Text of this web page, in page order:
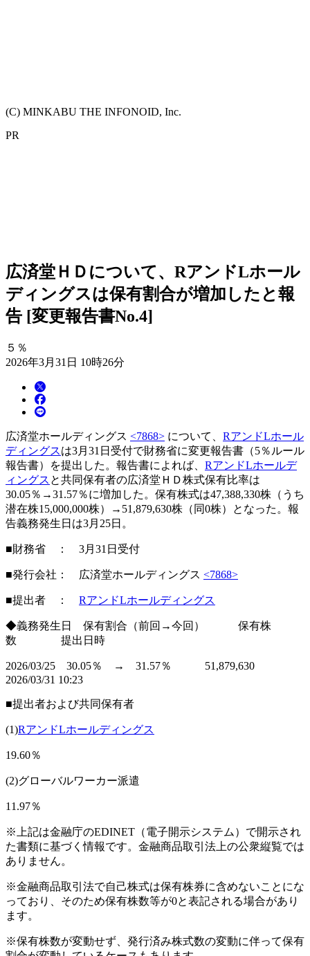
(C) MINKABU THE INFONOID, Inc.
PR
広済堂ＨＤについて、RアンドLホール
ディングスは保有割合が増加したと報
告 [変更報告書No.4]
５％
2026年3月31日 10時26分
広済堂ホールディングス <7868> について、 RアンドLホール
ディングスは3月31日受付で財務省に変更報告書（5％ルール
報告書）を提出した。報告書によれば、 RアンドLホールデ
ィングス と共同保有者の広済堂ＨＤ株式保有比率は
30.05％→31.57％に増加した。保有株式は47,388,330株（うち
潜在株15,000,000株）→51,879,630株（同0株）となった。報
告義務発生日は3月25日。
■財務省 ： 3月31日受付
■発行会社： 広済堂ホールディングス <7868>
■提出者 ： RアンドLホールディングス
◆義務発生日 保有割合（前回→今回） 保有株
数 提出日時
2026/03/25 30.05％ → 31.57％ 51,879,630
2026/03/31 10:23
■提出者および共同保有者
(1)RアンドLホールディングス
19.60％
(2)グローバルワーカー派遣
11.97％
※上記は金融庁のEDINET（電子開示システム）で開示され
た書類に基づく情報です。金融商品取引法上の公衆縦覧では
ありません。
※金融商品取引法で自己株式は保有株券に含めないことにな
っており、そのため保有株数等が0と表記される場合があり
ます。
※保有株数が変動せず、発行済み株式数の変動に伴って保有